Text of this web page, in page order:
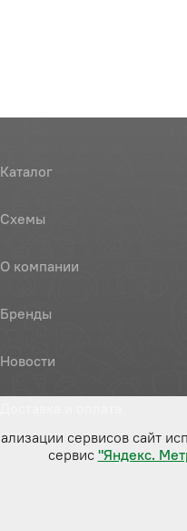
Каталог
Схемы
О компании
Бренды
Новости
сервисов сайт
сервис "Яндекс.